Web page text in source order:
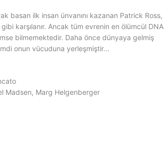
basan ilk insan ünvanını kazanan Patrick Ross,
karşılanır. Ancak tüm evrenin en ölümcül DNA
bilmemektedir. Daha önce dünyaya gelmiş
onun vücuduna yerleşmiştir...
Madsen, Marg Helgenberger